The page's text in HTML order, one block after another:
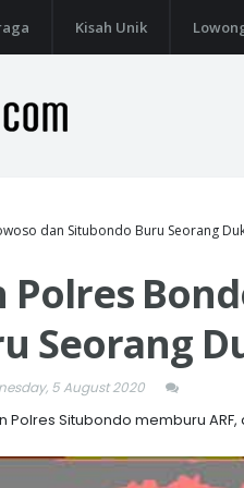
Kisah Unik
dan Situbondo Buru Seorang
Polres
Seorang
5 August 2020
Situbondo memburu